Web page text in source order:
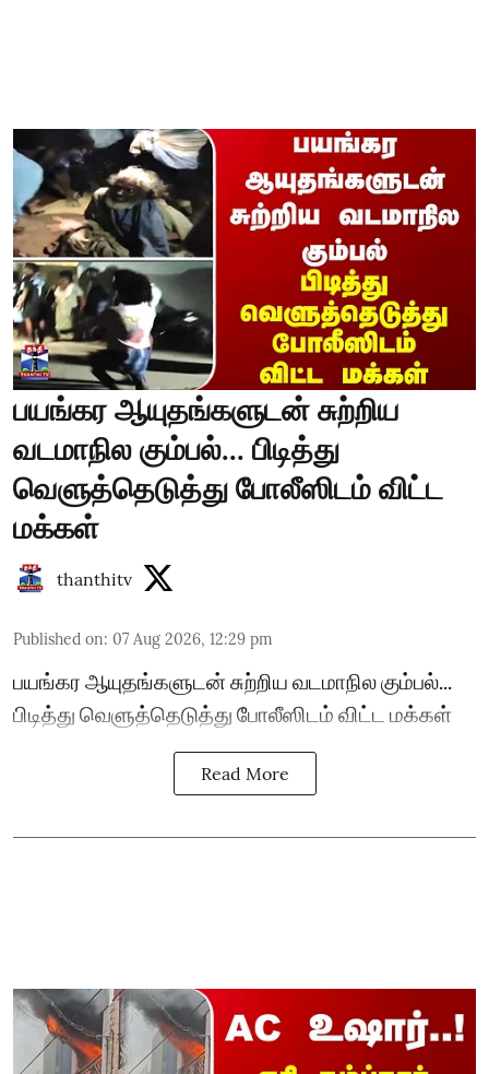
பயங்கர ஆயுதங்களுடன் சுற்றிய
வடமாநில கும்பல்... பிடித்து
வெளுத்தெடுத்து போலீஸிடம் விட்ட
மக்கள்
thanthitv
Published on: 07 Aug 2026, 12:29 pm
பயங்கர ஆயுதங்களுடன் சுற்றிய வடமாநில கும்பல்...
பிடித்து வெளுத்தெடுத்து போலீஸிடம் விட்ட மக்கள்
Read More